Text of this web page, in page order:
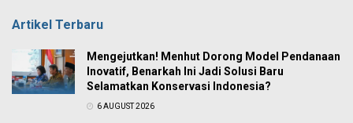
Artikel Terbaru
Mengejutkan! Menhut Dorong Model Pendanaan
Inovatif, Benarkah Ini Jadi Solusi Baru
Selamatkan Konservasi Indonesia?
6 AUGUST 2026